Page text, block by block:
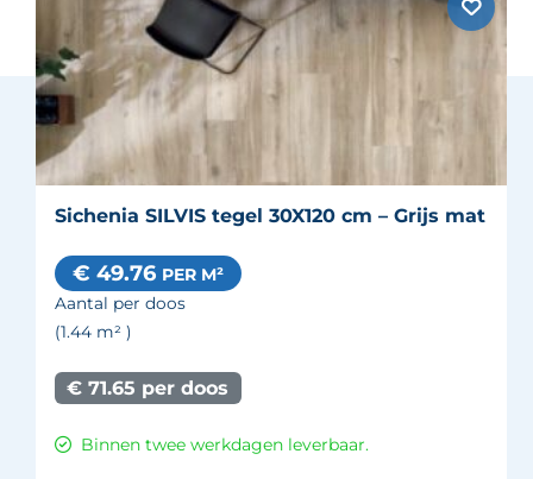
Sichenia SILVIS tegel 30X120 cm – Grijs mat
€ 49.76 PER M²
Aantal per doos
(1.44 m² )
€ 71.65 per doos
Binnen twee werkdagen leverbaar.